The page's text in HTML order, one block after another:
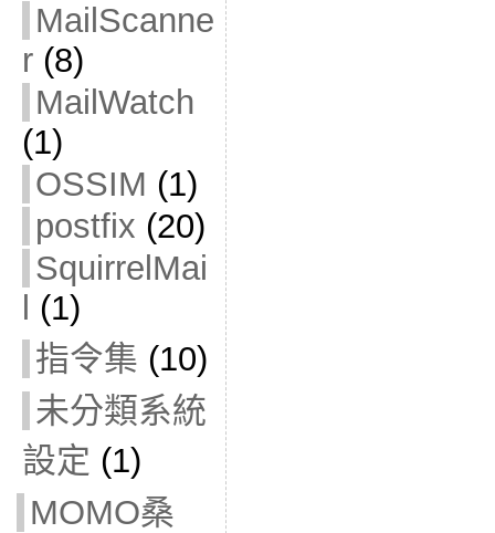
MailScanne
r(8)
MailWatch
(1)
OSSIM (1)
postfix (20)
SquirrelMai
(1)
指令集 (10)
未分類系統
設定 (1)
MOMO桑